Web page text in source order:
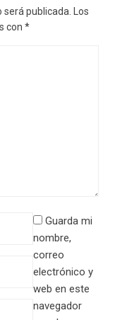
será publicada. Los
con *
Guarda mi
nombre,
correo
electrónico y
web en este
navegador